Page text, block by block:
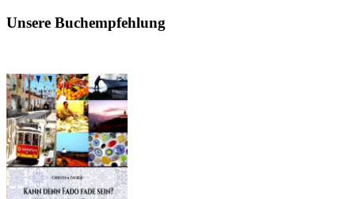
Unsere Buchempfehlung